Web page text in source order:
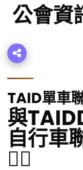
公會資
TAID單車
與
自行車
🚴‍♂️